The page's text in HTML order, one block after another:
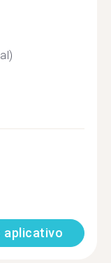
aplicativo